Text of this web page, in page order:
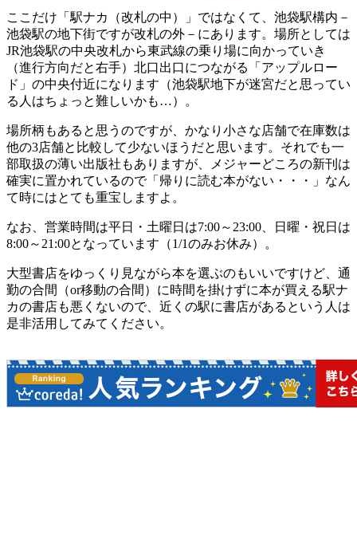
ここだけ「駅ナカ（改札の中）」ではなくて、池袋駅構内－
池袋駅の地下街ですが改札の外－にあります。場所としては
JR池袋駅の中央改札から東武線の乗り場に向かっていき
（進行方向だと右手）北口出口につながる「アップルロー
ド」の中央付近になります（池袋駅地下が迷宮だと思ってい
る人はちょっと難しいかも…）。
場所柄もあると思うのですが、かなり小さな店舗で在庫数は
他の3店舗と比較して少ないほうだと思います。それでも一
部取扱の薄い出版社もありますが、メジャーどころの新刊は
確実に置かれているので「帰りに読む本がない・・・」なん
て時にはとても重宝しますよ。
なお、営業時間は平日・土曜日は7:00～23:00、日曜・祝日は
8:00～21:00となっています（1/1のみお休み）。
大型書店をゆっくり見ながら本を選ぶのもいいですけど、通
勤の合間（or移動の合間）に時間を掛けずに本が買える駅ナ
カの書店も悪くないので、近くの駅に書店があるという人は
是非活用してみてください。